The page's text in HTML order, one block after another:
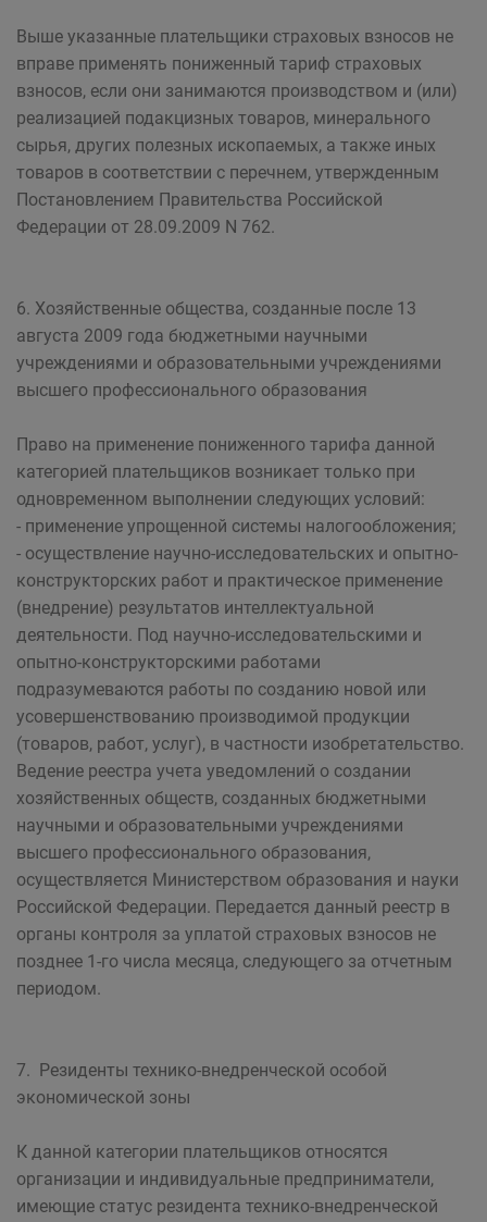
Выше указанные плательщики страховых взносов не
вправе применять пониженный тариф страховых
взносов, если они занимаются производством и (или)
реализацией подакцизных товаров, минерального
сырья, других полезных ископаемых, а также иных
товаров в соответствии с перечнем, утвержденным
Постановлением Правительства Российской
Федерации от 28.09.2009 N 762.
6. Хозяйственные общества, созданные после 13
августа 2009 года бюджетными научными
учреждениями и образовательными учреждениями
высшего профессионального образования
Право на применение пониженного тарифа данной
категорией плательщиков возникает только при
одновременном выполнении следующих условий:
- применение упрощенной системы налогообложения;
- осуществление научно-исследовательских и опытно-
конструкторских работ и практическое применение
(внедрение) результатов интеллектуальной
деятельности. Под научно-исследовательскими и
опытно-конструкторскими работами
подразумеваются работы по созданию новой или
усовершенствованию производимой продукции
(товаров, работ, услуг), в частности изобретательство.
Ведение реестра учета уведомлений о создании
хозяйственных обществ, созданных бюджетными
научными и образовательными учреждениями
высшего профессионального образования,
осуществляется Министерством образования и науки
Российской Федерации. Передается данный реестр в
органы контроля за уплатой страховых взносов не
позднее 1-го числа месяца, следующего за отчетным
периодом.
7. Резиденты технико-внедренческой особой
экономической зоны
К данной категории плательщиков относятся
организации и индивидуальные предприниматели,
имеющие статус резидента технико-внедренческой